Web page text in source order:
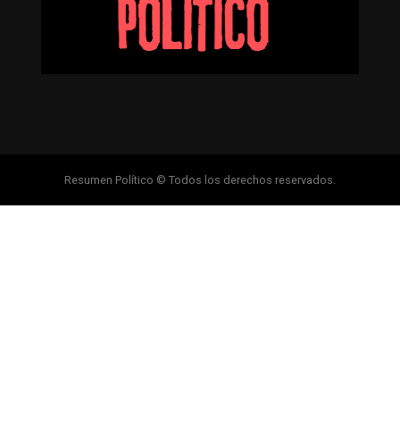
Resumen Político © Todos los derechos reservados.